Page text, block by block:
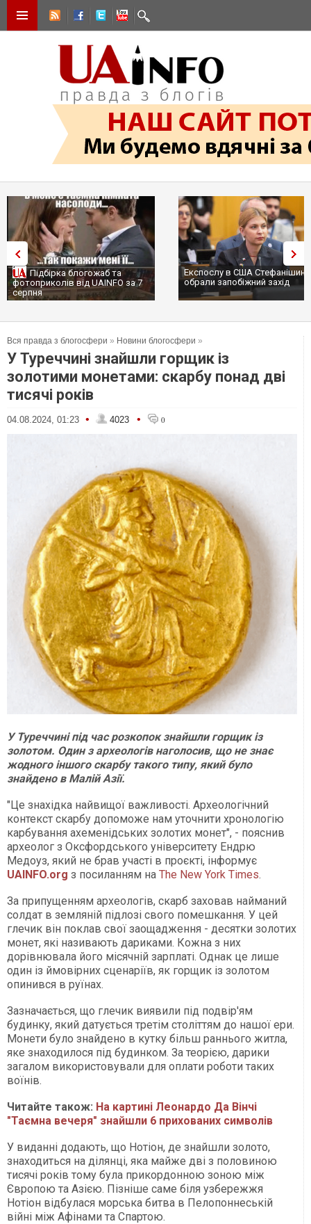
Підбірка блогожаб та
фотоприколів від UAINFO за 7
серпня
Експослу в США
обрали запобіжний захід
Вся правда з блогосфери » Новини блогосфери »
У Туреччині знайшли горщик із
золотими монетами: скарбу понад дві
тисячі років
04.08.2024, 01:23 • 4023 • 0
У Туреччині під час розкопок знайшли горщик із
золотом. Один з археологів наголосив, що не знає
жодного іншого скарбу такого типу, який було
знайдено в Малій Азії.
"Це знахідка найвищої важливості. Археологічний
контекст скарбу допоможе нам уточнити хронологію
карбування ахеменідських золотих монет", - пояснив
археолог з Оксфордського університету Ендрю
Медоуз, який не брав участі в проєкті, інформує
UAINFO.org з посиланням на The New York Times.
За припущенням археологів, скарб заховав найманий
солдат в земляній підлозі свого помешкання. У цей
глечик він поклав свої заощадження - десятки золотих
монет, які називають дариками. Кожна з них
дорівнювала його місячній зарплаті. Однак це лише
один із ймовірних сценаріїв, як горщик із золотом
опинився в руїнах.
Зазначається, що глечик виявили під подвір'ям
будинку, який датується третім століттям до нашої ери.
Монети було знайдено в кутку більш раннього житла,
яке знаходилося під будинком. За теорією, дарики
загалом використовували для оплати роботи таких
воїнів.
Читайте також: На картині Леонардо Да Вінчі
"Таємна вечеря" знайшли 6 прихованих символів
У виданні додають, що Нотіон, де знайшли золото,
знаходиться на ділянці, яка майже дві з половиною
тисячі років тому була прикордонною зоною між
Європою та Азією. Пізніше саме біля узбережжя
Нотіон відбулася морська битва в Пелопоннеській
війні між Афінами та Спартою.